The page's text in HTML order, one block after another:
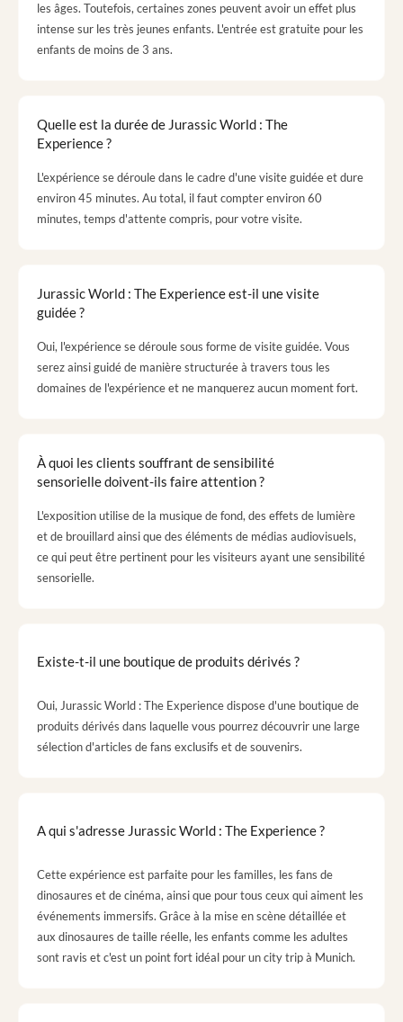
les âges. Toutefois, certaines zones peuvent avoir un effet plus
intense sur les très jeunes enfants. L'entrée est gratuite pour les
enfants de moins de 3 ans.
Quelle est la durée de Jurassic World : The
Experience ?
L'expérience se déroule dans le cadre d'une visite guidée et dure
environ 45 minutes. Au total, il faut compter environ 60
minutes, temps d'attente compris, pour votre visite.
Jurassic World : The Experience est-il une visite
guidée ?
Oui, l'expérience se déroule sous forme de visite guidée. Vous
serez ainsi guidé de manière structurée à travers tous les
domaines de l'expérience et ne manquerez aucun moment fort.
À quoi les clients souffrant de sensibilité
sensorielle doivent-ils faire attention ?
L'exposition utilise de la musique de fond, des effets de lumière
et de brouillard ainsi que des éléments de médias audiovisuels,
ce qui peut être pertinent pour les visiteurs ayant une sensibilité
sensorielle.
Existe-t-il une boutique de produits dérivés ?
Oui, Jurassic World : The Experience dispose d'une boutique de
produits dérivés dans laquelle vous pourrez découvrir une large
sélection d'articles de fans exclusifs et de souvenirs.
A qui s'adresse Jurassic World : The Experience ?
Cette expérience est parfaite pour les familles, les fans de
dinosaures et de cinéma, ainsi que pour tous ceux qui aiment les
événements immersifs. Grâce à la mise en scène détaillée et
aux dinosaures de taille réelle, les enfants comme les adultes
sont ravis et c'est un point fort idéal pour un city trip à Munich.